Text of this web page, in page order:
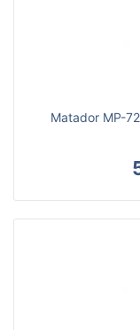
Matador MP-